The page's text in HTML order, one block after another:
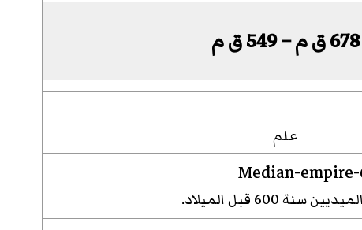
678 ق م – 549 ق م
علم
600 قبل الميلاد.